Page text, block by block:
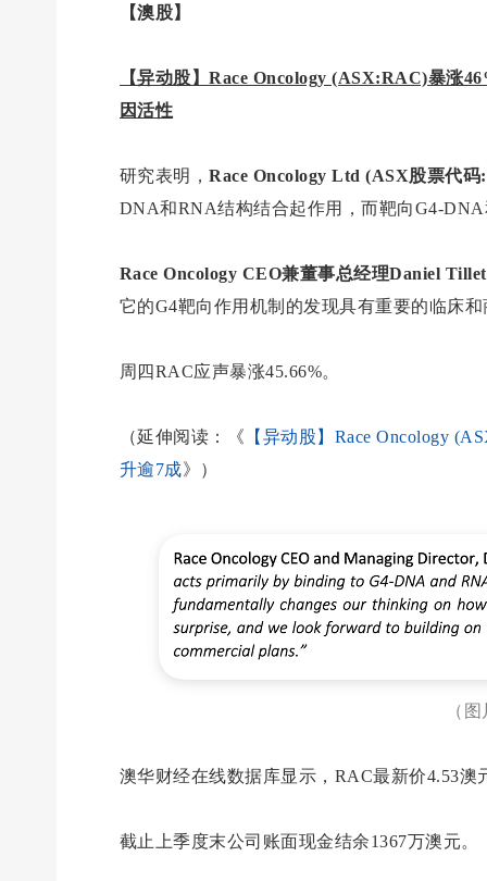
【澳股】
【异动股】Race Oncology (ASX:RAC)暴涨
因活性
研究表明， Race Oncology Ltd (ASX股票代
DNA和RNA结构结合起作用，而靶向G4-
Race Oncology CEO兼董事总经理Daniel
它的G4靶向作用机制的发现具有重要的临床
周四RAC应声暴涨45.66%。
（延伸阅读：《 【异动股】Race Oncology
升逾7成》）
（
澳华财经在线数据库显示，RAC最新价4.53
截止上季度末公司账面现金结余1367万澳元。